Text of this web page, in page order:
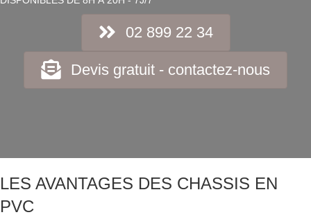
02 899 22 34
Devis gratuit - contactez-nous
LES AVANTAGES DES CHASSIS EN
PVC